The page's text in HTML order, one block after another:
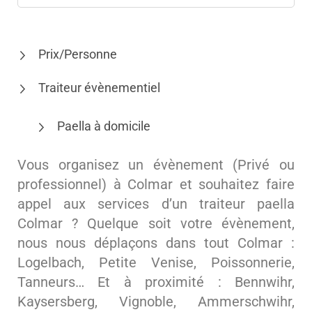
Prix/Personne
Traiteur évènementiel
Paella à domicile
Vous organisez un évènement (Privé ou
professionnel) à Colmar et souhaitez faire
appel aux services d’un traiteur paella
Colmar ? Quelque soit votre évènement,
nous nous déplaçons dans tout Colmar :
Logelbach, Petite Venise, Poissonnerie,
Tanneurs… Et à proximité : Bennwihr,
Kaysersberg, Vignoble, Ammerschwihr,